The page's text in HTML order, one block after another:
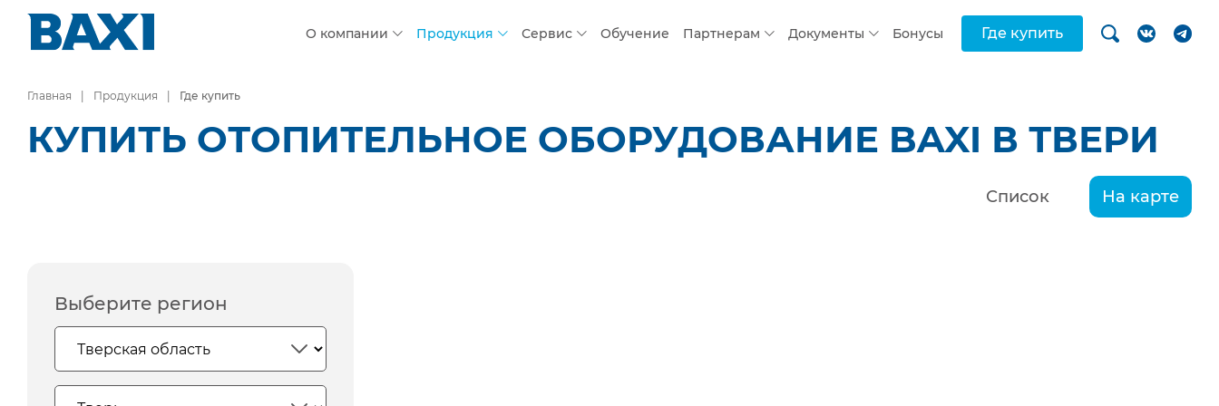
О компании Продукция Сервис Обучение Партнерам Документы Бонусы Где купить
Главная Продукция Где купить
КУПИТЬ ОТОПИТЕЛЬНОЕ ОБОРУДОВАНИЕ BAXI В ТВЕРИ
Список На карте
Выберите регион